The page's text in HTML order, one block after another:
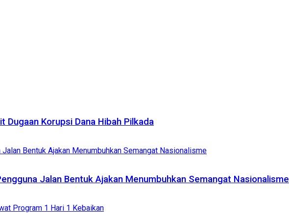
Dugaan Korupsi Dana Hibah Pilkada
Jalan Bentuk Ajakan Menumbuhkan Semangat Nasionalisme